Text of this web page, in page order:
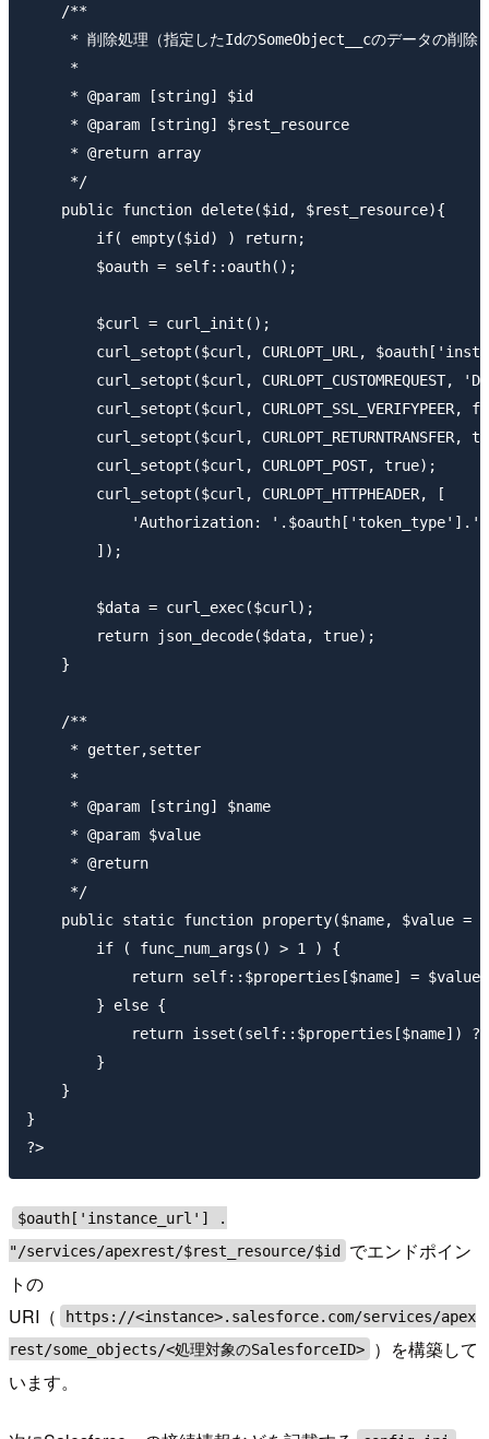
    /**
* 削除処理（指定したIdのSomeObject__cのデータの削除
     *
     * @param [string] $id
     * @param [string] $rest_resource
     * @return array
     */
    public function delete($id, $rest_resource){
        if( empty($id) ) return;
        $oauth = self::oauth();
        $curl = curl_init();
curl_setopt($curl, CURLOPT_URL,
curl_setopt($curl, CURLOPT_CUSTOMREQUEST,
curl_setopt($curl, CURLOPT_SSL_VERIFYPEER,
curl_setopt($curl, CURLOPT_RETURNTRANSFER,
        curl_setopt($curl, CURLOPT_POST, true);
        curl_setopt($curl, CURLOPT_HTTPHEADER, [
'Authorization: '.$oauth['token_type'].'
        ]);
        $data = curl_exec($curl);
        return json_decode($data, true);
    }
    /**
     * getter,setter
     *
     * @param [string] $name
     * @param $value
     * @return
     */
public static function property($name, $value =
        if ( func_num_args() > 1 ) {
            return self::$properties[$name] = $value;
        } else {
return isset(self::$properties[$name])
        }
    }
}
$oauth['instance_url'] .
"/services/apexrest/$rest_resource/$id でエンドポイン
トの
URI（
https://<instance>.salesforce.com/services/apex
rest/some_objects/<処理対象のSalesforceID>
）を構築して
います。